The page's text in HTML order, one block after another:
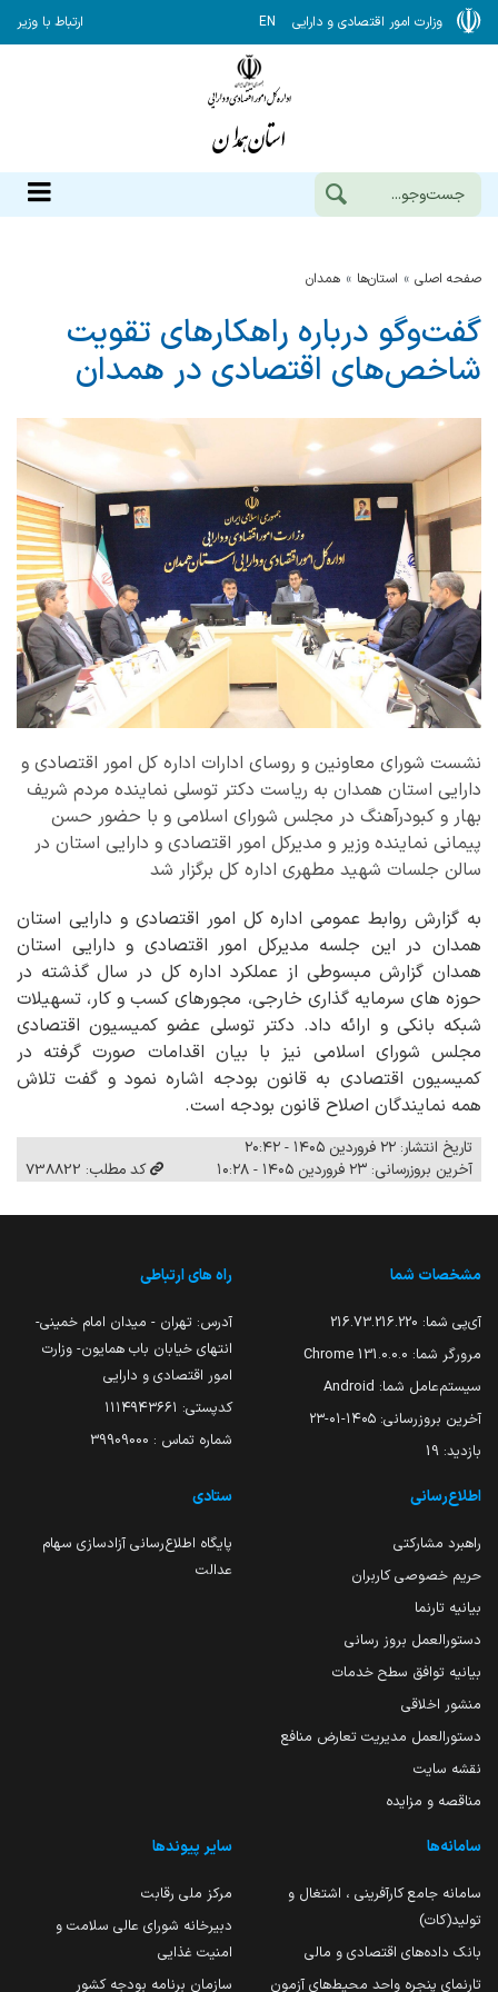
وزارت امور اقتصادی و دارایی EN ارتباط با وزیر
صفحه اصلی استان‌ها همدان
گفت‌وگو درباره راهکارهای تقویت
شاخص‌های اقتصادی در همدان
نشست شورای معاونین و روسای ادارات اداره کل امور اقتصادی و
دارایی استان همدان به ریاست دکتر توسلی نماینده مردم شریف
بهار و کبودرآهنگ در مجلس شورای اسلامی و با حضور حسن
پیمانی نماینده وزیر و مدیرکل امور اقتصادی و دارایی استان در
سالن جلسات شهید مطهری اداره کل برگزار شد
به گزارش روابط عمومی اداره کل امور اقتصادی و دارایی استان
همدان در این جلسه مدیرکل امور اقتصادی و دارایی استان
همدان گزارش مبسوطی از عملکرد اداره کل در سال گذشته در
حوزه های سرمایه گذاری خارجی، مجورهای کسب و کار، تسهیلات
شبکه بانکی و ارائه داد. دکتر توسلی عضو کمیسیون اقتصادی
مجلس شورای اسلامی نیز با بیان اقدامات صورت گرفته در
کمیسیون اقتصادی به قانون بودجه اشاره نمود و گفت تلاش
همه نمایندگان اصلاح قانون بودجه است.
تاریخ انتشار: ۲۲ فروردین ۱۴۰۵ - ۲۰:۴۲
آخرین بروزرسانی: ۲۳ فروردین ۱۴۰۵ - ۱۰:۲۸
کد مطلب: 738822
مشخصات شما
آی‌پی شما: 216.73.216.220
مرورگر شما: 131.0.0.0 Chrome
سیستم‌عامل شما: Android
آخرین بروزرسانی: ۱۴۰۵-۰۱-۲۳
بازدید: 19
راه های ارتباطی
آدرس: تهران - میدان امام خمینی-
انتهای خیابان باب همایون- وزارت
امور اقتصادی و دارایی
کدپستی: ۱۱۱۴۹۴۳۶۶۱
شماره تماس : 39909000
اطلاع‌رسانی
راهبرد مشارکتی
حریم خصوصی کاربران
بیانیه تارنما
دستورالعمل بروز رسانی
بیانیه توافق سطح خدمات
منشور اخلاقی
دستورالعمل مدیریت تعارض منافع
نقشه سایت
مناقصه و مزایده
ستادی
پایگاه اطلاع‌رسانی آزادسازی سهام
عدالت
سامانه‌ها
سامانه جامع کارآفرینی ، اشتغال و
تولید(کات)
بانک داده‌های اقتصادی و مالی
تارنمای پنجره واحد محیط‌های آزمون
سایر پیوندها
مرکز ملی رقابت
دبیرخانه شورای عالی سلامت و
امنیت غذایی
سازمان برنامه بودجه کشور